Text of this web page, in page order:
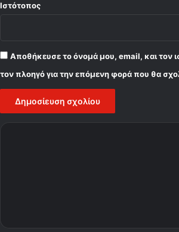
Ιστότοπος
Αποθήκευσε το όνομά μου, email, και τον
τον πλοηγό για την επόμενη φορά που θα